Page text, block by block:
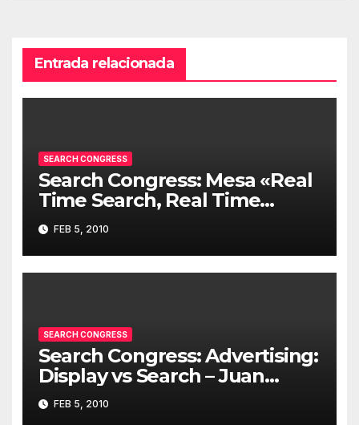
Entrada relacionada
SEARCH CONGRESS
Search Congress: Mesa «Real
Time Search, Real Time
Content y Social Media
Optimization»
FEB 5, 2010
SEARCH CONGRESS
Search Congress: Advertising:
Display vs Search – Juan
Fernando Sevillano
(Microsoft)
FEB 5, 2010